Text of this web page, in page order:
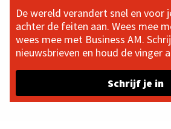
De wereld verandert snel en voor
achter de feiten aan. Wees mee
wees mee met Business AM.
nieuwsbrieven en houd de vinger
Schrijf je in